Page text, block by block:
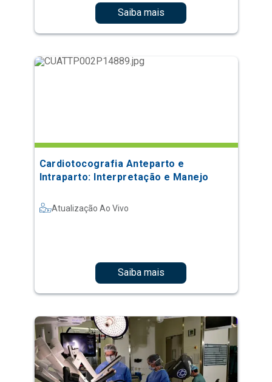
Saiba mais
Cardiotocografia Anteparto e
Intraparto: Interpretação e Manejo
Atualização Ao Vivo
Saiba mais